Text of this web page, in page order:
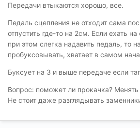
Передачи втыкаются хорошо, все.
Педаль сцепления не отходит сама
отпустить где-то на 2см. Если ехать на
при этом слегка надавить педаль, то
пробуксовывать, хватает в самом
Буксует на 3 и выше передаче если
Вопрос: поможет ли прокачка?
Не стоит даже разглядывать